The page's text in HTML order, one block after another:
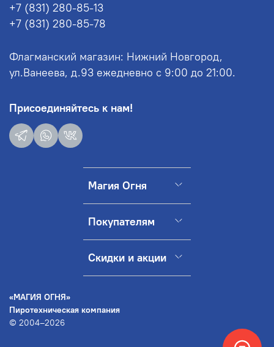
Магия Огня
Покупателям
Скидки и акции
+7 (831) 280-85-13
+7 (831) 280-85-78
Флагманский магазин: Нижний Новгород,
ул.Ванеева, д.93 ежедневно с 9:00 до 21:00.
Присоединяйтесь к нам!
«МАГИЯ ОГНЯ»
Пиротехническая компания
© 2004–2026